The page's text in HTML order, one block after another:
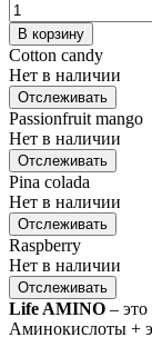
В корзину
Cotton candy
Нет в наличии
Отслеживать
Passionfruit mango
Нет в наличии
Отслеживать
Pina colada
Нет в наличии
Отслеживать
Raspberry
Нет в наличии
Отслеживать
Life AMINO –
Аминокислоты +